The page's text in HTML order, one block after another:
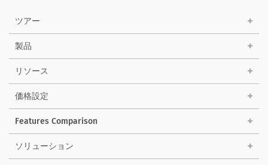
ツアー
製品
リソース
価格設定
Features Comparison
ソリューション